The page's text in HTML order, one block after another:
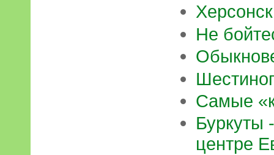
Не
Самые
Буркуты
центре